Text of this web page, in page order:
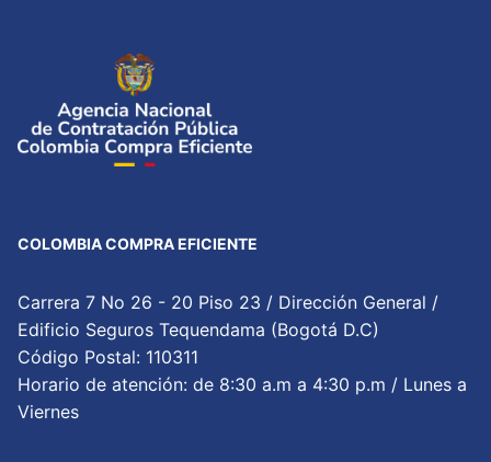
COLOMBIA COMPRA EFICIENTE
Carrera 7 No 26 - 20 Piso 23 / Dirección General /
Edificio Seguros Tequendama (Bogotá D.C)
Código Postal: 110311
Horario de atención: de 8:30 a.m a 4:30 p.m / Lunes a
Viernes